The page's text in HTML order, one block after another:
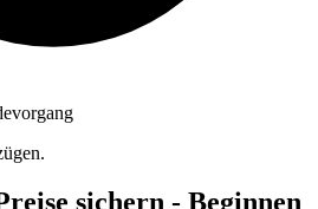
sichern - Beginnen